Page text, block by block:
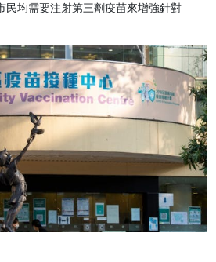
民均需要注射第三劑疫苗來增強針對